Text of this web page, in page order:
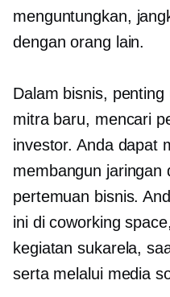
menguntungkan,
dengan orang lain.
Dalam bisnis,
mitra baru, mencari
investor. Anda dapat
membangun jaringan
pertemuan bisnis.
ini di coworking
kegiatan sukarela,
serta melalui media